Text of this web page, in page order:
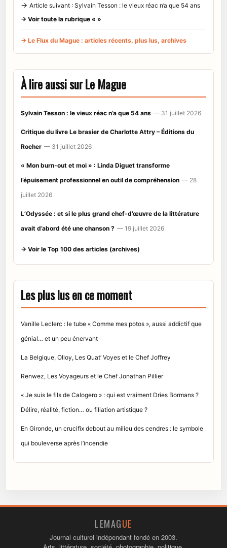
→ Article suivant : Sylvain Tesson : le vieux réac n’a que 54 ans
→ Voir toute la rubrique « »
→ Le Flux du Mague : articles récents, plus lus, archives
À lire aussi sur Le Mague
Sylvain Tesson : le vieux réac n’a que 54 ans — 31 juillet 2026
Critique du livre Le brasier de Charlotte Attry – Éditions du
Rocher — 31 juillet 2026
« Mon burn-out et moi » : Linda Diguet transforme
l’épuisement professionnel en outil de compréhension — 28
juillet 2026
L’Odyssée : et si le plus grand chef-d’œuvre de la littérature
avait d’abord été une chanson ? — 19 juillet 2026
→ Voir le Top 100 des articles (archives)
Les plus lus en ce moment
Vanille Leclerc : le tube « Comme mes potos », aussi addictif que
génial… et un peu énervant
La Belgique, Olloy, Les Quat’ Voyes et le Chef Joffrey
Renwez, Les Voyageurs et le Chef Jonathan Pillier
« Je suis le fils de Calogero » : qui est vraiment Dries Bormans ?
Délire, réalité, fiction… ou filiation artistique ?
En Gironde, un crucifix debout au milieu des cendres : le symbole
qui bouleverse après l’incendie
LEMAGUE
Journal culturel indépendant fondé en 2003.